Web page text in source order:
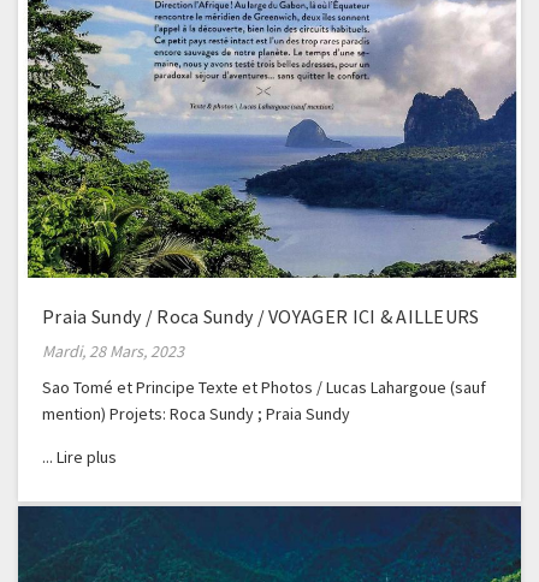
Praia Sundy / Roca Sundy / VOYAGER ICI & AILLEURS
Mardi, 28 Mars, 2023
Sao Tomé et Principe Texte et Photos / Lucas Lahargoue (sauf
mention) Projets: Roca Sundy ; Praia Sundy